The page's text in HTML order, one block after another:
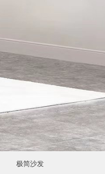
极简沙发